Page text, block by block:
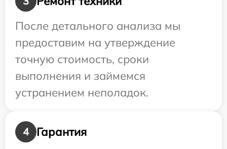
После детального анализа мы
предоставим на утверждение
точную стоимость, сроки
выполнения и займемся
устранением неполадок.
4
Гарантия